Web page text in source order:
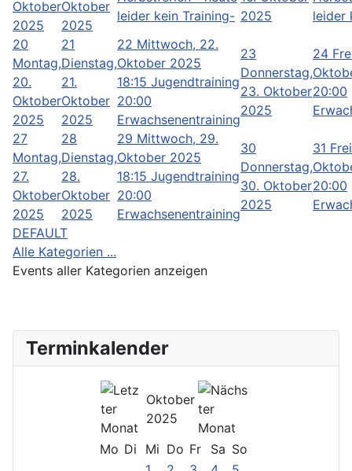
Oktober
2025
Oktober
2025
leider kein Training- 2025
leider
20
Montag,
20.
Oktober
2025
21
Dienstag,
21.
Oktober
2025
22 Mittwoch, 22.
Oktober 2025
18:15 Jugendtraining
20:00
Erwachsenentraining
23
Donnerstag,
23. Oktober
2025
24
20:00
27
Montag,
27.
Oktober
2025
28
Dienstag,
28.
Oktober
2025
29 Mittwoch, 29.
Oktober 2025
18:15 Jugendtraining
20:00
Erwachsenentraining
30
Donnerstag,
30. Oktober
2025
31
20:00
DEFAULT
Alle Kategorien ...
Events aller Kategorien anzeigen
Terminkalender
Oktober
2025
Mo Di Mi Do Fr Sa So